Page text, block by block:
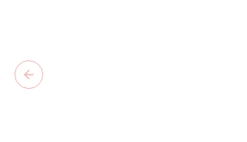
Previous slide